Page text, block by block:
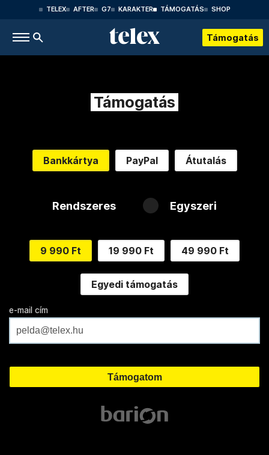
TELEX AFTER G7 KARAKTER TÁMOGATÁS SHOP
Támogatás
Támogatás
Bankkártya PayPal Átutalás
Rendszeres Egyszeri
9 990 Ft 19 990 Ft 49 990 Ft
Egyedi támogatás
e-mail cím